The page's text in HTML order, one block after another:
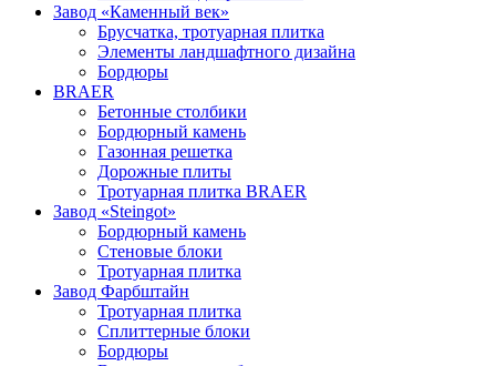
Завод «Каменный век»
Брусчатка, тротуарная плитка
Элементы ландшафтного дизайна
Бордюры
BRAER
Бетонные столбики
Бордюрный камень
Газонная решетка
Дорожные плиты
Тротуарная плитка BRAER
Завод «Steingot»
Бордюрный камень
Стеновые блоки
Тротуарная плитка
Завод Фарбштайн
Тротуарная плитка
Cплиттерные блоки
Бордюры